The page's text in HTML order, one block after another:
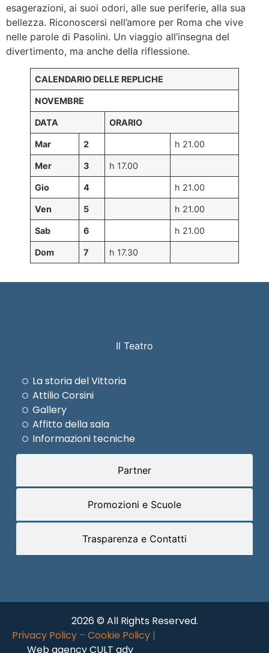
esagerazioni, ai suoi odori, alle sue periferie, alla sua
bellezza. Riconoscersi nell’amore per Roma che vive
nelle parole di Pasolini. Un viaggio all’insegna del
divertimento, ma anche della riflessione.
CALENDARIO DELLE REPLICHE
NOVEMBRE
DATA ORARIO
Mar 2 h 21.00
Mer 3 h 17.00
Gio 4 h 21.00
Ven 5 h 21.00
Sab 6 h 21.00
Dom 7 h 17.30
Il Teatro
Partner
Promozioni e Scuole
Trasparenza e Contatti
La storia del Vittoria
Attilio Corsini
Gallery
Affitto della sala
Informazioni tecniche
2026 © All Rights Reserved.
Privacy Policy – Cookie Policy |
Web agency CULT adv